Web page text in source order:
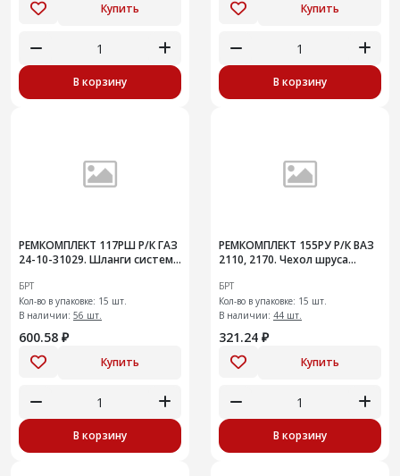
Купить
В корзину
Купить
В корзину
РЕМКОМПЛЕКТ 117РШ Р/К ГАЗ
24-10-31029. Шланги системы
ЗМЗ-402
БРТ
Кол-во в упаковке: 15 шт.
В наличии: 56 шт.
600.58 ₽
Купить
В корзину
РЕМКОМПЛЕКТ 155РУ Р/К ВАЗ
2110, 2170. Чехол шруса
смаз 15шт
БРТ
Кол-во в упаковке: 15 шт.
В наличии: 44 шт.
321.24 ₽
Купить
В корзину